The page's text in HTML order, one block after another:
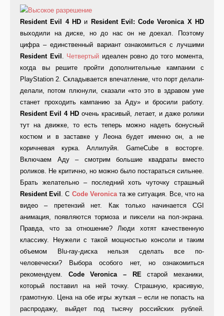
Resident Evil 4 HDи Resident Evil: Code Veronica X HD
выходили на диске, но до нас он не доехал. Поэтому
цифра – единственный вариант ознакомиться с лучшими
Resident Evil . Четвертый идеален ровно до того момента,
когда вы решите пройти дополнительные кампании с
PlayStation 2. Складывается впечатление, что порт делали-
делали, потом плюнули, сказали «кто это в здравом уме
станет проходить кампанию за Аду» и бросили работу.
Resident Evil 4 HD очень красивый, летает, и даже ролики
тут на движке, то есть теперь можно надеть бонусный
костюм и в заставке у Леона будет именно он, а не
коричневая курка. Аллилуйя. GameCube в восторге.
Включаем Аду – смотрим большие квадраты вместо
роликов. Не критично, но можно было постараться сильнее.
Брать желательно – последний хоть чуточку страшный
Resident Evil . С Code Veronicaта же ситуация. Все, что на
видео – претензий нет. Как только начинается CGI
анимация, появляются тормоза и пиксели на пол-экрана.
Правда, что за отношение? Люди хотят качественную
классику. Неужели с такой мощностью консоли и таким
объемом Blu-ray-диска нельзя сделать все по-
человечески? Выбора особого нет, но ознакомиться
рекомендуем. Code Veronica – REстарой механики,
который поставил на ней точку. Страшную, красивую,
грамотную. Цена на обе игры жуткая – если не попасть на
распродажу, выйдет под тысячу российских рублей.